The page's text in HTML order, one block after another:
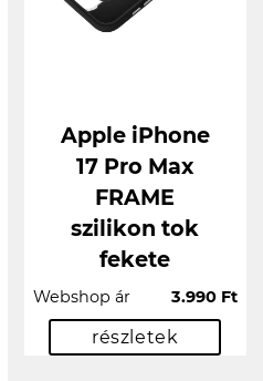
Apple iPhone
17 Pro Max
FRAME
szilikon tok
fekete
Webshop ár 3.990 Ft
részletek